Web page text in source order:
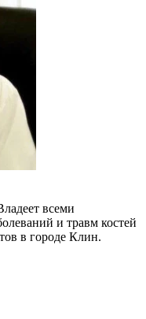
всеми
и травм костей
в городе Клин.